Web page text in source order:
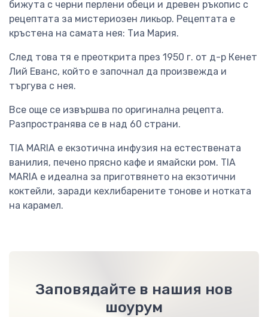
бижута с черни перлени обеци и древен ръкопис с
рецептата за мистериозен ликьор. Рецептата е
кръстена на самата нея: Тиа Мария.
След това тя е преоткрита през 1950 г. от д-р Кенет
Лий Еванс, който е започнал да произвежда и
търгува с нея.
Все още се извършва по оригинална рецепта.
Разпространява се в над 60 страни.
TIA MARIA е екзотична инфузия на естествената
ванилия, печено прясно кафе и ямайски ром. TIA
MARIA е идеална за приготвянето на екзотични
коктейли, заради кехлибарените тонове и нотката
на карамел.
Заповядайте в нашия нов
шоурум